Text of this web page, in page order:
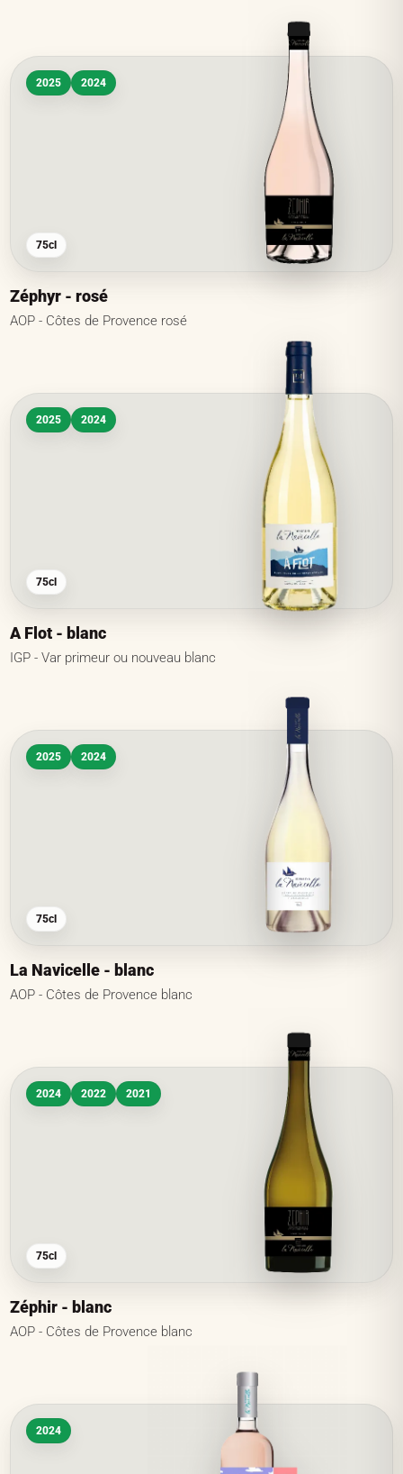
2025 2024
75cl
Zéphyr - rosé
AOP - Côtes de Provence rosé
2025 2024
75cl
A Flot - blanc
IGP - Var primeur ou nouveau blanc
2025 2024
75cl
La Navicelle - blanc
AOP - Côtes de Provence blanc
2024 2022 2021
75cl
Zéphir - blanc
AOP - Côtes de Provence blanc
2024